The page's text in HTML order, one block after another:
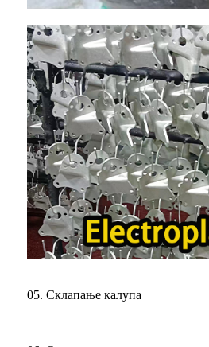
05. Склапање калупа